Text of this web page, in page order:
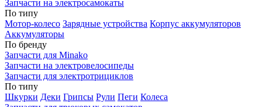
Запчасти на электросамокаты
По типу
Мотор-колесо Зарядные устройства Корпус аккумуляторов
Аккумуляторы
По бренду
Запчасти для Minako
Запчасти на электровелосипеды
Запчасти для электротрициклов
По типу
Шкурки Деки Грипсы Рули Пеги Колеса